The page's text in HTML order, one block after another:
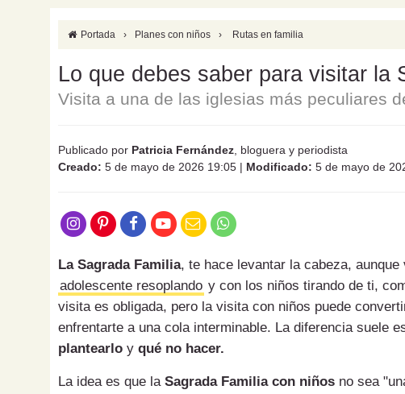
Portada › Planes con niños › Rutas en familia
Lo que debes saber para visitar la
Visita a una de las iglesias más peculiares
Publicado por Patricia Fernández , bloguera y periodista
Creado: 5 de mayo de 2026 19:05 | Modificado: 5 de mayo de
La Sagrada Familia, te hace levantar la cabeza,
adolescente resoplando y con los niños tirando de ti,
visita es obligada, pero la visita con niños puede
enfrentarte a una cola interminable. La diferencia suele
plantearlo y qué no hacer.
La idea es que la Sagrada Familia con niños no sea